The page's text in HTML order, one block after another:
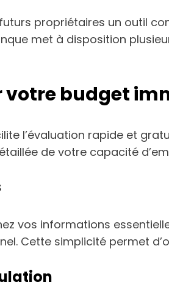
propriétaires un outil
met à disposition
votre budget
l’évaluation rapide et
de votre capacité
vos informations
Cette simplicité permet